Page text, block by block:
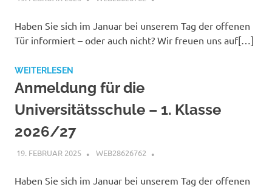
Haben Sie sich im Januar bei unserem Tag der offenen
Tür informiert – oder auch nicht? Wir freuen uns auf[…]
WEITERLESEN
Anmeldung für die
Universitätsschule – 1. Klasse
2026/27
19. FEBRUAR 2025 WEB28626762
Haben Sie sich im Januar bei unserem Tag der offenen